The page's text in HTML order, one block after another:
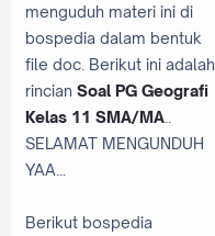
menguduh materi ini di
bospedia dalam bentuk
file doc. Berikut ini adalah
rincian Soal PG Geografi
Kelas 11 SMA/MA
SELAMAT MENGUNDUH
YAA...
Berikut bospedia